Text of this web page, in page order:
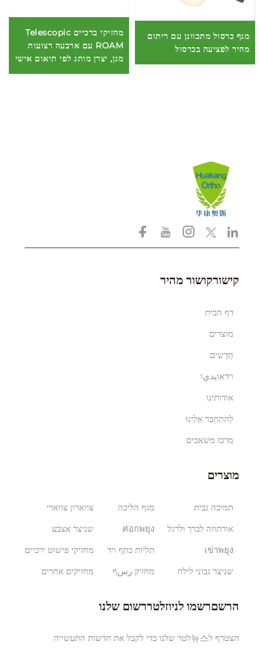
מגף כרסול מתכוונן עם ריתום
מהיר לפציעה בכרסול
מחזיקי ברכיים Telescopic
ROAM עם ארבעה רצועות
מגן, יצרן מותג לפי תיאום אישי
קישורקושור מהיר
דף הבית
מוצרים
חֲדָשִים
וידאוيديו
אודותינו
לְהִתְחַבֵּר אֵלֵינוּ
מרכז משאבים
מוצרים
תמיכה גבית
אורתוזה לברך ולרגל
เข่าพยุง
שניצר גבוני לילה
מגף הליכה
ศอกพยุง
תליות כתף ויד
מחזיק رسף
צווארון צווארי
שניצר אצבע
מחזיקי פישוט ירכיים
מחזיקים אחרים
הרשםרשמו לניוזלטררשום שלנו
הצטרף ל뉴스לטר שלנו כדי לקבל את חדשות התעשייה